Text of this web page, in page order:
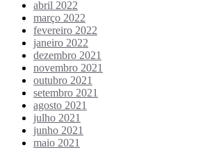
abril 2022
março 2022
fevereiro 2022
janeiro 2022
dezembro 2021
novembro 2021
outubro 2021
setembro 2021
agosto 2021
julho 2021
junho 2021
maio 2021